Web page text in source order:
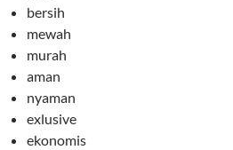
bersih
mewah
murah
aman
nyaman
exlusive
ekonomis